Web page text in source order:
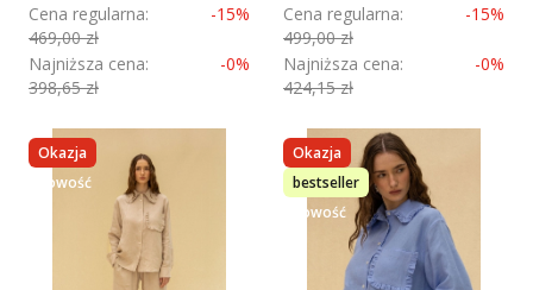
Cena regularna:
469,00 zł
-15%
Najniższa cena:
398,65 zł
-0%
Cena regularna:
499,00 zł
-15%
Najniższa cena:
424,15 zł
-0%
Okazja
nowość
Okazja
bestseller
nowość